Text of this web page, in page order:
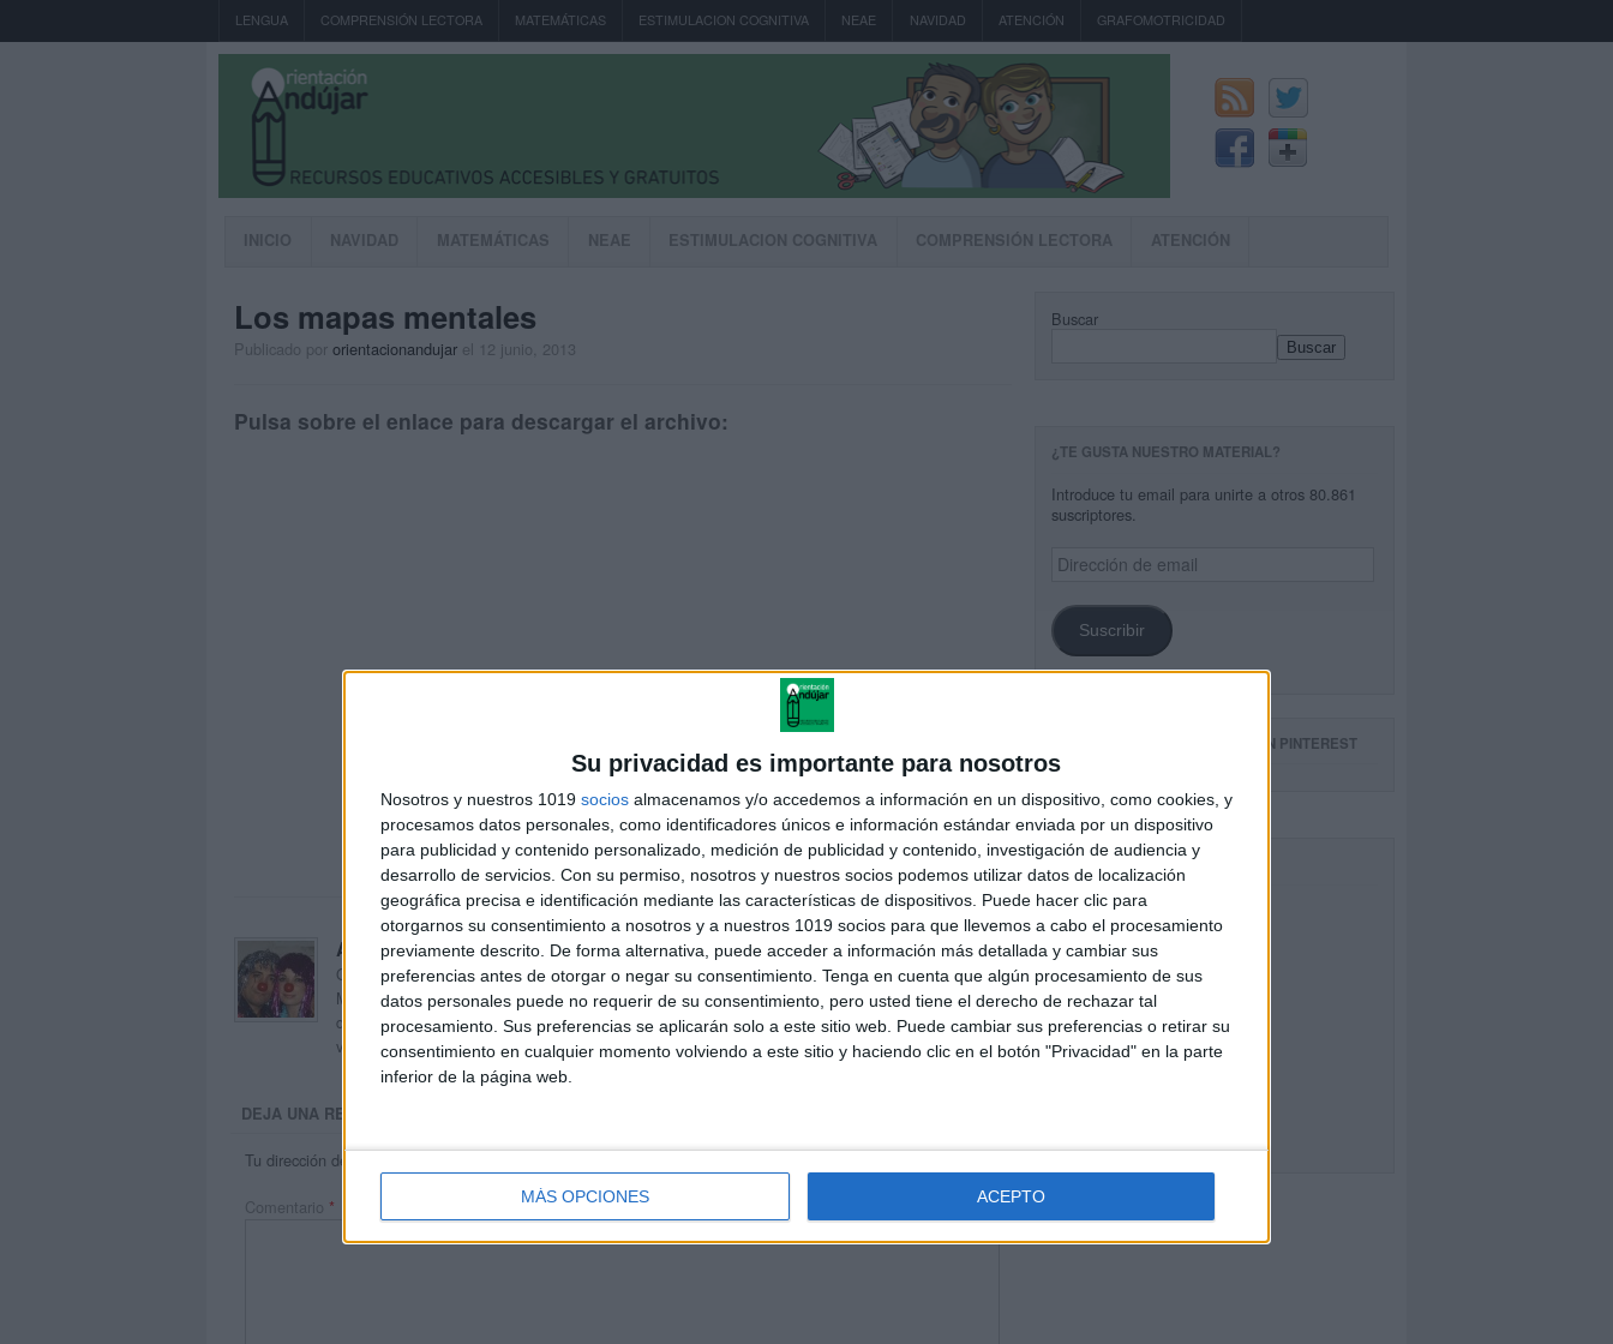
Su privacidad es importante para nosotros
Nosotros y nuestros 1019 socios almacenamos y/o accedemos a información en un dispositivo, como cookies, y
procesamos datos personales, como identificadores únicos e información estándar enviada por un dispositivo
para publicidad y contenido personalizado, medición de publicidad y contenido, investigación de audiencia y
desarrollo de servicios. Con su permiso, nosotros y nuestros socios podemos utilizar datos de localización
geográfica precisa e identificación mediante las características de dispositivos. Puede hacer clic para
otorgarnos su consentimiento a nosotros y a nuestros 1019 socios para que llevemos a cabo el procesamiento
previamente descrito. De forma alternativa, puede acceder a información más detallada y cambiar sus
preferencias antes de otorgar o negar su consentimiento. Tenga en cuenta que algún procesamiento de sus
datos personales puede no requerir de su consentimiento, pero usted tiene el derecho de rechazar tal
procesamiento. Sus preferencias se aplicarán solo a este sitio web. Puede cambiar sus preferencias o retirar su
consentimiento en cualquier momento volviendo a este sitio y haciendo clic en el botón "Privacidad" en la parte
inferior de la página web.
MÁS OPCIONES ACEPTO
LENGUA COMPRENSIÓN LECTORA MATEMÁTICAS ESTIMULACION COGNITIVA NEAE NAVIDAD ATENCIÓN GRAFOMOTRICIDAD
INICIO NAVIDAD MATEMÁTICAS NEAE ESTIMULACION COGNITIVA COMPRENSIÓN LECTORA ATENCIÓN
Los mapas mentales
Publicado por orientacionandujar el 12 junio, 2013
Pulsa sobre el enlace para descargar el archivo:
Los mapas mentales
Acerca de orientacionandujar
Orientación Andújar no es solo un blog, es la apuesta personal de dos profesores Ginés y
Maribel, que además de ser pareja, son los encargados de los contenidos que encontramos
dentro del blog y en el cual, vuelcan la mayor parte del tiempo, que sus tareas como docentes, y
voluntarios en sus meses de verano les permite.
DEJA UNA RESPUESTA
Tu dirección de correo electrónico no será publicada.
Comentario *
Buscar
Buscar
¿TE GUSTA NUESTRO MATERIAL?
Introduce tu email para unirte a otros 80.861
suscriptores.
Dirección
de
Suscribir
SIGUE NUESTROS TABLEROS EN PINTEREST